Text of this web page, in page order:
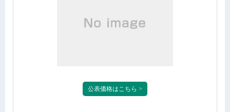
公表価格はこちら >